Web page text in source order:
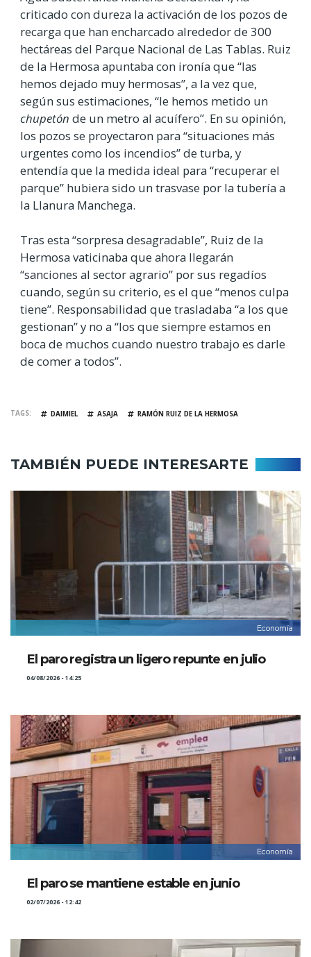
criticado con dureza la activación de los pozos de
recarga que han encharcado alrededor de 300
hectáreas del Parque Nacional de Las Tablas. Ruiz
de la Hermosa apuntaba con ironía que “las
hemos dejado muy hermosas”, a la vez que,
según sus estimaciones, “le hemos metido un
chupetón de un metro al acuífero”. En su opinión,
los pozos se proyectaron para “situaciones más
urgentes como los incendios” de turba, y
entendía que la medida ideal para “recuperar el
parque” hubiera sido un trasvase por la tubería a
la Llanura Manchega.
Tras esta “sorpresa desagradable”, Ruiz de la
Hermosa vaticinaba que ahora llegarán
“sanciones al sector agrario” por sus regadíos
cuando, según su criterio, es el que “menos culpa
tiene”. Responsabilidad que trasladaba “a los que
gestionan” y no a “los que siempre estamos en
boca de muchos cuando nuestro trabajo es darle
de comer a todos”.
TAGS DAIMIEL ASAJA RAMÓN RUIZ DE LA HERMOSA
TAMBIÉN PUEDE INTERESARTE
Economía
El paro registra un ligero repunte en julio
04/08/2026 - 14:25
Economía
El paro se mantiene estable en junio
02/07/2026 - 12:42